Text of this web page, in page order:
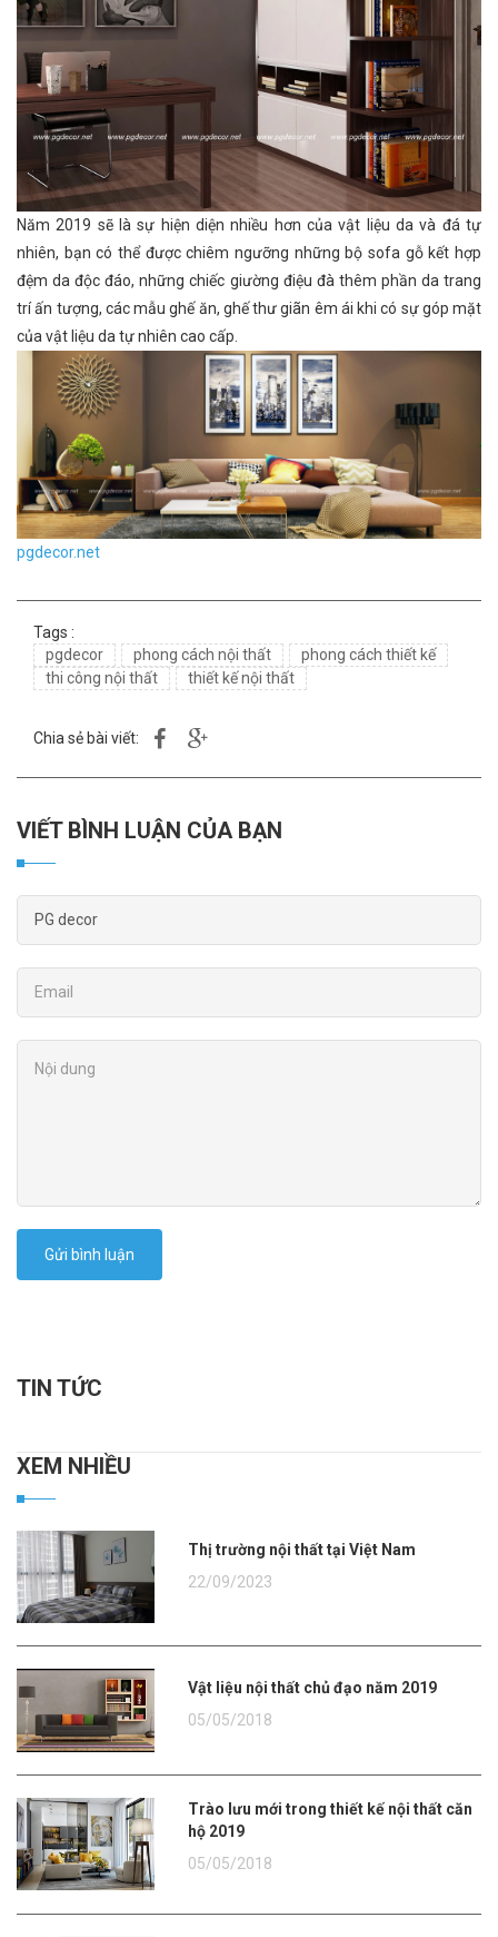
Năm 2019 sẽ là sự hiện diện nhiều hơn của vật liệu da và đá tự
nhiên, bạn có thể được chiêm ngưỡng những bộ sofa gỗ kết hợp
đệm da độc đáo, những chiếc giường điệu đà thêm phần da trang
trí ấn tượng, các mẫu ghế ăn, ghế thư giãn êm ái khi có sự góp mặt
của vật liệu da tự nhiên cao cấp.
pgdecor.net
Tags :
pgdecor
phong cách nội thất
phong cách thiết kế
thi công nội thất
thiết kế nội thất
Chia sẻ bài viết:
VIẾT BÌNH LUẬN CỦA BẠN
Gửi bình luận
TIN TỨC
XEM NHIỀU
Thị trường nội thất tại Việt Nam
22/09/2023
Vật liệu nội thất chủ đạo năm 2019
05/05/2018
Trào lưu mới trong thiết kế nội thất căn
hộ 2019
05/05/2018